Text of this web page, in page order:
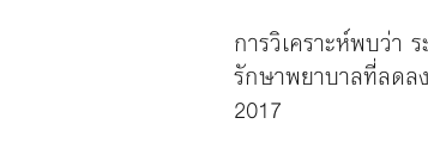
การวิเคราะห์พบว่า
รักษาพยาบาลที่ลดล
2017